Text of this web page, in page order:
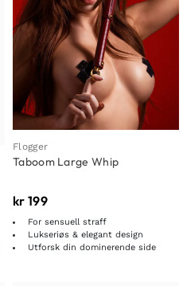
Flogger
Taboom Large Whip
kr 199
For sensuell straff
Lukseriøs & elegant design
Utforsk din dominerende side